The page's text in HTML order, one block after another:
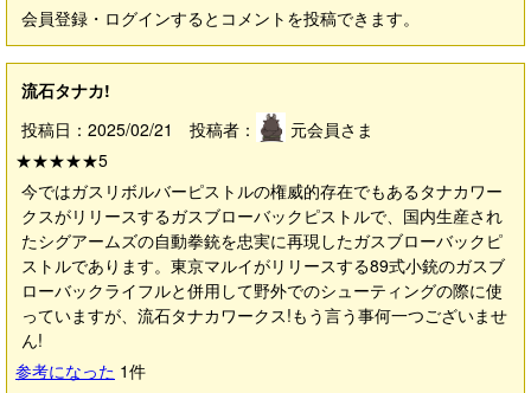
会員登録・ログインするとコメントを投稿できます。
流石タナカ!
投稿日：2025/02/21 投稿者：
元会員さま
★★★★★5
今ではガスリボルバーピストルの権威的存在でもあるタナカワー
クスがリリースするガスブローバックピストルで、国内生産され
たシグアームズの自動拳銃を忠実に再現したガスブローバックピ
ストルであります。東京マルイがリリースする89式小銃のガスブ
ローバックライフルと併用して野外でのシューティングの際に使
っていますが、流石タナカワークス!もう言う事何一つございませ
ん!
参考になった 1件